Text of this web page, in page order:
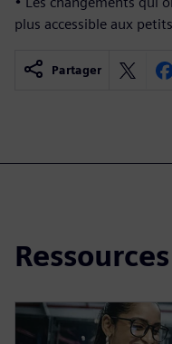
plus accessible aux
Partager